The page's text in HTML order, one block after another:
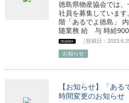
徳島県物産協会では
社員を募集していま
階「あるでよ徳島」
随業務 給 与 時給
more» ［投稿日：
お知らせ
【お知らせ】「あ
時間変更のお知らせ